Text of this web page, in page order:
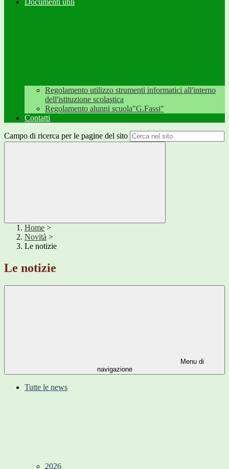
Documenti utili
Regolamento utilizzo strumenti informatici all'interno
dell'istituzione scolastica
Regolamento alunni scuola"G.Fassi"
Contatti
Campo di ricerca per le pagine del sito
Home >
Novità >
Le notizie
Le notizie
Menu di
navigazione
Tutte le news
2026